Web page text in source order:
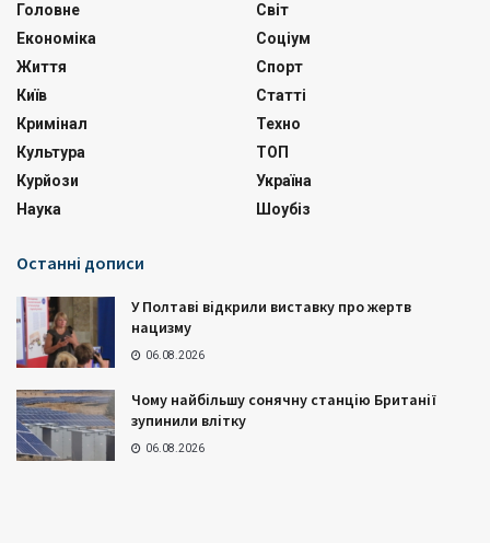
Головне
Економіка
Життя
Київ
Кримінал
Культура
Курйози
Наука
Світ
Соціум
Спорт
Статті
Техно
ТОП
Україна
Шоубіз
Останні дописи
У Полтаві відкрили виставку про жертв
нацизму
06.08.2026
Чому найбільшу сонячну станцію Британії
зупинили влітку
06.08.2026